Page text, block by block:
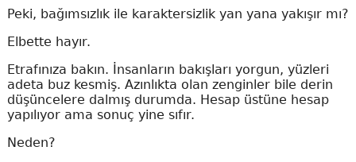
Peki, bağımsızlık ile karaktersizlik yan yana yakışır mı?
Elbette hayır.
Etrafınıza bakın. İnsanların bakışları yorgun, yüzleri
adeta buz kesmiş. Azınlıkta olan zenginler bile derin
düşüncelere dalmış durumda. Hesap üstüne hesap
yapılıyor ama sonuç yine sıfır.
Neden?